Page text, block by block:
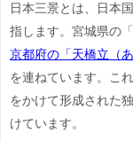
日本三景とは、日本
指します。宮城県の「
京都府の「天橋立（
を連ねています。こ
をかけて形成された
けています。